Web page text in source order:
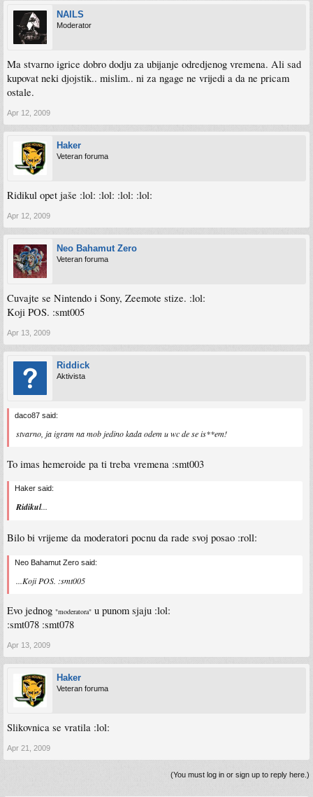
NAILS
Moderator
Ma stvarno igrice dobro dodju za ubijanje odredjenog vremena. Ali sad
kupovat neki djojstik.. mislim.. ni za ngage ne vrijedi a da ne pricam
ostale.
Apr 12, 2009
Haker
Veteran foruma
Ridikul opet jaše :lol: :lol: :lol: :lol:
Apr 12, 2009
Neo Bahamut Zero
Veteran foruma
Cuvajte se Nintendo i Sony, Zeemote stize. :lol:
Koji POS. :smt005
Apr 13, 2009
Riddick
Aktivista
daco87 said:
stvarno, ja igram na mob jedino kada odem u wc de se is**em!
To imas hemeroide pa ti treba vremena :smt003
Haker said:
Ridikul...
Bilo bi vrijeme da moderatori pocnu da rade svoj posao :roll:
Neo Bahamut Zero said:
...Koji POS. :smt005
Evo jednog "moderatora" u punom sjaju :lol:
:smt078 :smt078
Apr 13, 2009
Haker
Veteran foruma
Slikovnica se vratila :lol:
Apr 21, 2009
(You must log in or sign up to reply here.)